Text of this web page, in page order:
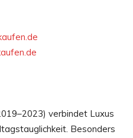
verbindet Luxus
Besonders